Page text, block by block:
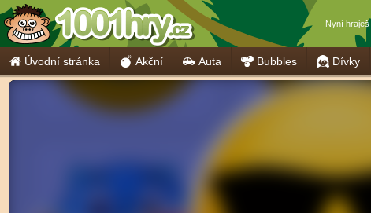
Nyní hraješ
Úvodní stránka Akční Auta Bubbles Dívky